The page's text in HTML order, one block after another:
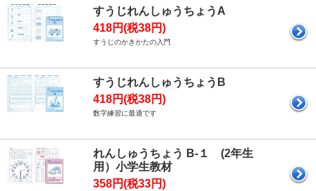
すうじれんしゅうちょうA
418円(税38円)
すうじのかきかたの入門
すうじれんしゅうちょうB
418円(税38円)
数字練習に最適です
れんしゅうちょう B-１ (2年生
用）小学生教材
358円(税33円)